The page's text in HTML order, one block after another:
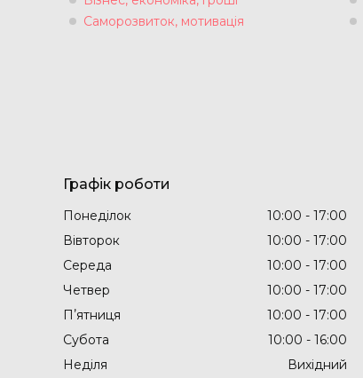
Саморозвиток, мотивація
Графік роботи
Понеділок 10:00
17:00
Вівторок
10:00
17:00
Середа
10:00
17:00
Четвер
10:00
17:00
Пʼятниця
10:00
17:00
Субота
10:00
16:00
Неділя
Вихідний